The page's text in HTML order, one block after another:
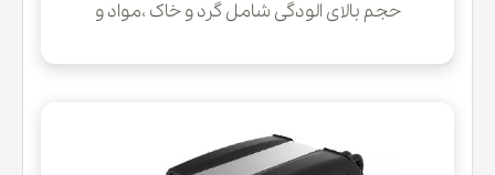
حجم بالای الودگی شامل گرد و خاک ،مواد و
یشوند و توسط این برس به مخزن زباله دستگاه